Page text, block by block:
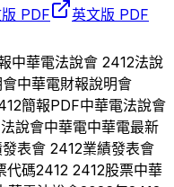
PDF
英文版 PDF
中華電法說會 2412法說
中華電財報說明會
簡報PDF中華電法說會
法說會中華電中華電最新
表會 2412業績發表會
代碼2412 2412股票中華